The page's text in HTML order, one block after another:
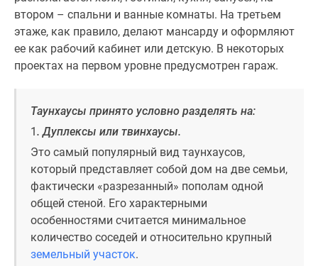
ипотека
Квартиры
скидками
новостроек
Субсидированная
застройщиком
Rutube
Поиск
втором – спальни и ванные комнаты. На третьем
этаже, как правило, делают мансарду и оформляют
ее как рабочий кабинет или детскую. В некоторых
проектах на первом уровне предусмотрен гараж.
Таунхаусы принято условно разделять на:
1. Дуплексы или твинхаусы.
Это самый популярный вид таунхаусов,
который представляет собой дом на две семьи,
фактически «разрезанный» пополам одной
общей стеной. Его характерными
особенностями считается минимальное
количество соседей и относительно крупный
земельный участок.